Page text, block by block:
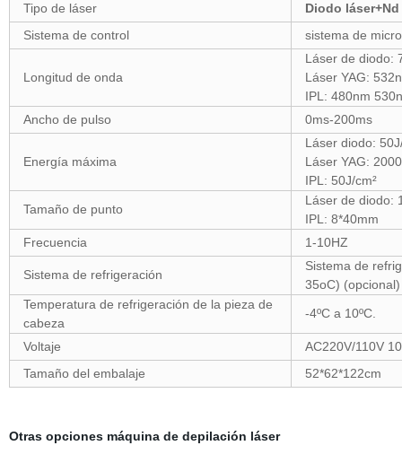
Tipo de láser
Diodo láser+Nd
Sistema de control
sistema de
Longitud de onda
Láser de diodo:
Láser YAG:
IPL: 480nm
Ancho de pulso
0ms-200ms
Energía máxima
Láser diodo:
Láser YAG:
IPL: 50J/cm²
Tamaño de punto
Láser de diodo:
IPL: 8*40mm
Frecuencia
1-10HZ
Sistema de refrigeración
Sistema de
35oC) (opcional)
Temperatura de refrigeración de la pieza de
cabeza
-4ºC a 10ºC.
Voltaje
AC220V/110V
Tamaño del embalaje
52*62*122cm
Otras opciones máquina de depilación láser